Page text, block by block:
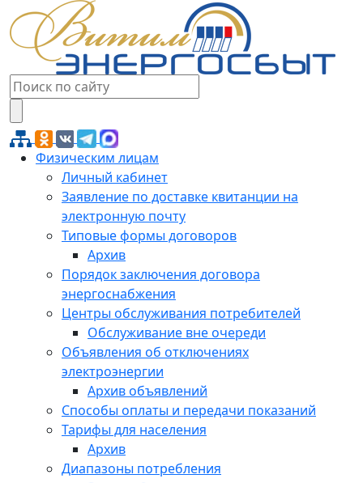
Физическим лицам
Личный кабинет
Заявление по доставке квитанции на
электронную почту
Типовые формы договоров
Архив
Порядок заключения договора
энергоснабжения
Центры обслуживания потребителей
Обслуживание вне очереди
Объявления об отключениях
электроэнергии
Архив объявлений
Способы оплаты и передачи показаний
Тарифы для населения
Архив
Диапазоны потребления